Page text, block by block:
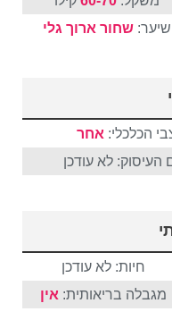
שיער:שחור ארוך גלי
הכלכלי: אחר
העיסוק: לא עודכן
חיות: לא עודכן
מגבלה בריאותית: אין